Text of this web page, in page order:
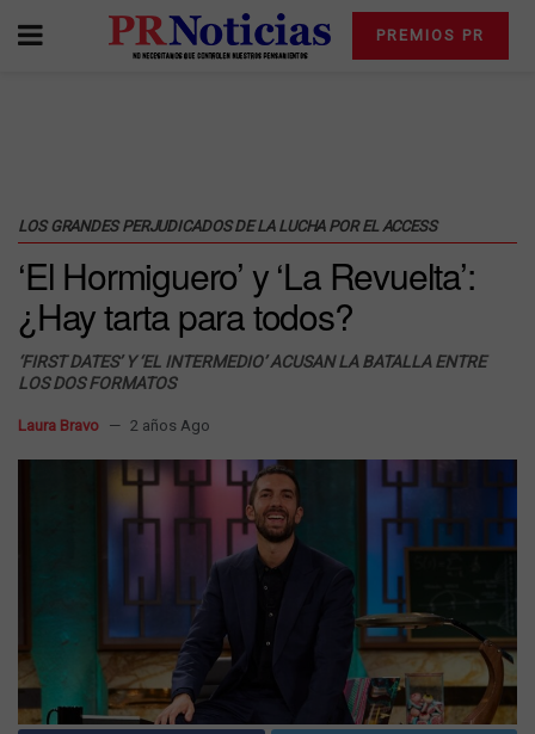
PREMIOS PR
LOS GRANDES PERJUDICADOS DE LA LUCHA POR EL ACCESS
‘El Hormiguero’ y ‘La Revuelta’:
¿Hay tarta para todos?
‘FIRST DATES’ Y ‘EL INTERMEDIO’ ACUSAN LA BATALLA ENTRE
LOS DOS FORMATOS
Laura Bravo 2 años Ago